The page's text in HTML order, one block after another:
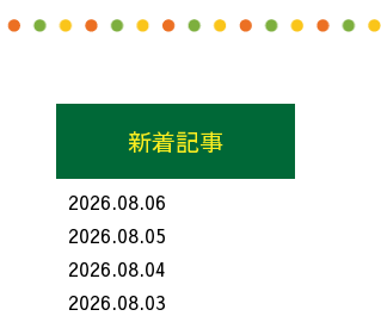
新着記事
2026.08.06
2026.08.05
2026.08.04
2026.08.03